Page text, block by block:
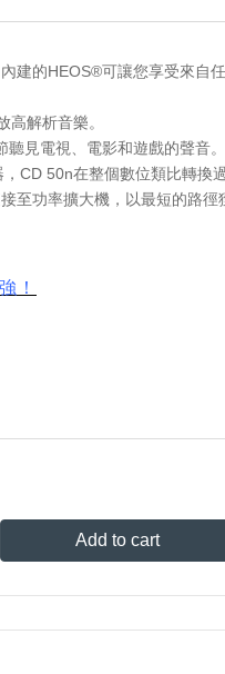
建的HEOS®可讓您享受來自
解析音樂。
見電視、電影和遊戲的聲音。
CD 50n在整個數位類比轉換
至功率擴大機，以最短的路徑
！
Add to cart